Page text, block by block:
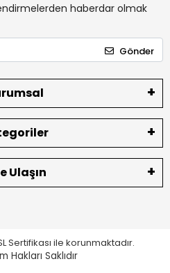
haberdar olmak
Gönder
Ulaşın
Sertifikası ile korunmaktadır.
Hakları Saklıdır